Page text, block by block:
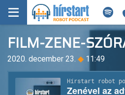
KEZDŐLAP
FRISS HÍREK
TECH HÍREK
FILM-ZENE-
2020. december 23. ◆ 11:49